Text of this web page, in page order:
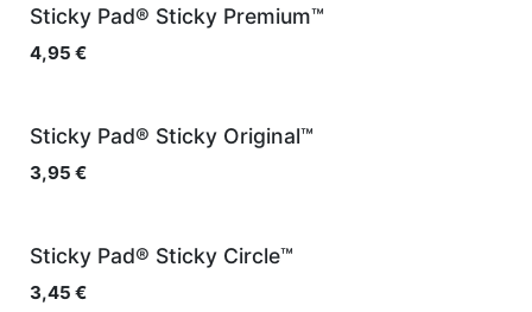
Sticky Pad® Sticky Premium™
4,95 €
Sticky Pad® Sticky Original™
3,95 €
Sticky Pad® Sticky Circle™
3,45 €